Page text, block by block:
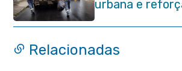
urbana e
cuidado com
Relacionadas